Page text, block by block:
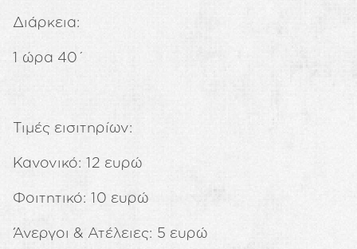
Διάρκεια:
1 ώρα 40΄
Τιμές εισιτηρίων:
Κανονικό: 12 ευρώ
Φοιτητικό: 10 ευρώ
Άνεργοι & Ατέλειες: 5 ευρώ